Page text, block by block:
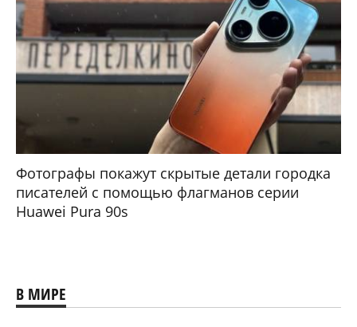
Фотографы покажут скрытые детали городка
писателей с помощью флагманов серии
Huawei Pura 90s
В МИРЕ